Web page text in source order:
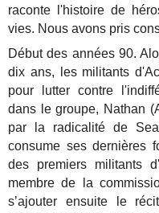
raconte l'histoire de
vies. Nous avons pris
Début des années 90.
dix ans, les militants
pour lutter contre
dans le groupe, Nathan
par la radicalité de
consume ses dernières
des premiers militants
membre de la
s’ajouter ensuite le